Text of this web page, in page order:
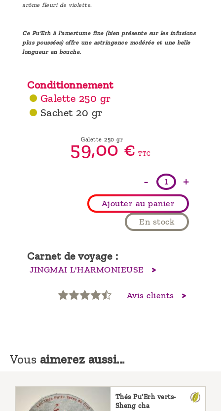
arôme fleuri de violette.
Ce Pu'Erh à l'amertume fine (bien présente sur les infusions
plus poussées) offre une astringence modérée et une belle
longueur en bouche.
Conditionnement
Galette 250 gr
Sachet 20 gr
Galette 250 gr
59,00€ TTC
- +
Ajouter au panier
En stock
Carnet de voyage :
JINGMAI L'HARMONIEUSE
Avis clients
Vous aimerez aussi...
Thés Pu'Erh verts-
Sheng cha